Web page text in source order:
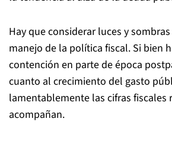
Hay que considerar luces y
manejo de la política fiscal. Si bien
contención en parte de época
cuanto al crecimiento del gasto
lamentablemente las cifras fiscales
acompañan.